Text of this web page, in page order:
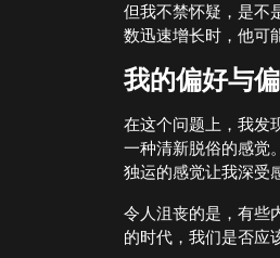
但我不禁怀疑，是不
数迅速增长时，他可
我的偏好与
在这个问题上，我发
一种清新脱俗的感觉
独运的感觉让我深受
令人沮丧的是，有些
的时代，我们是否应